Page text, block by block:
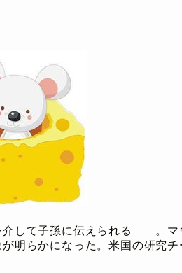
介して子孫に伝えられる――。マ
明らかになった。米国の研究チ